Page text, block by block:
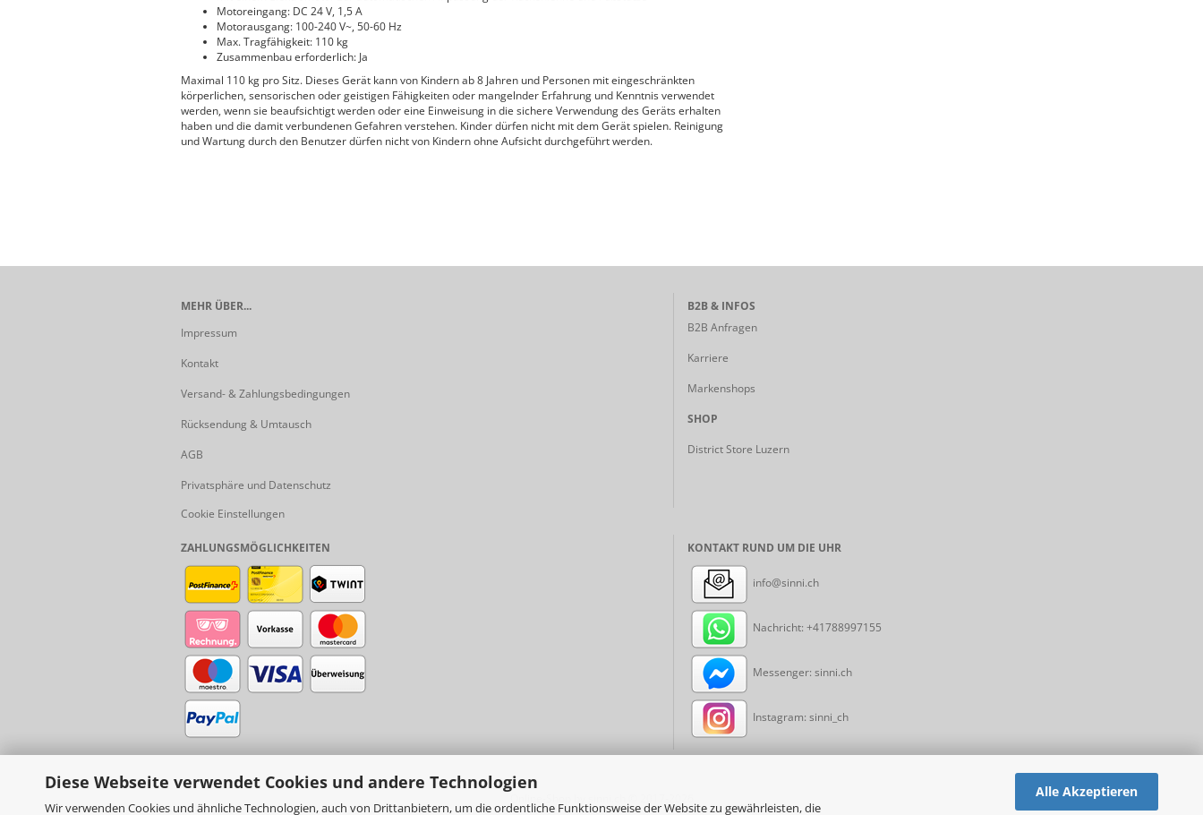
Diese Webseite verwendet Cookies und andere Technologien
Wir verwenden Cookies und ähnliche Technologien, auch von Drittanbietern, um die ordentliche Funktionsweise der Website zu gewährleisten, die
Alle Akzeptieren
Motoreingang: DC 24 V, 1,5 A
Motorausgang: 100-240 V~, 50-60 Hz
Max. Tragfähigkeit: 110 kg
Zusammenbau erforderlich: Ja
Maximal 110 kg pro Sitz. Dieses Gerät kann von Kindern ab 8 Jahren und Personen mit eingeschränkten
körperlichen, sensorischen oder geistigen Fähigkeiten oder mangelnder Erfahrung und Kenntnis verwendet
werden, wenn sie beaufsichtigt werden oder eine Einweisung in die sichere Verwendung des Geräts erhalten
haben und die damit verbundenen Gefahren verstehen. Kinder dürfen nicht mit dem Gerät spielen. Reinigung
und Wartung durch den Benutzer dürfen nicht von Kindern ohne Aufsicht durchgeführt werden.
MEHR ÜBER...
Impressum
Kontakt
Versand- & Zahlungsbedingungen
Rücksendung & Umtausch
AGB
Privatsphäre und Datenschutz
Cookie Einstellungen
B2B & INFOS
B2B Anfragen
Karriere
Markenshops
SHOP
District Store Luzern
ZAHLUNGSMÖGLICHKEITEN KONTAKT RUND UM DIE UHR
info@sinni.ch
Nachricht: +41788997155
Messenger: sinni.ch
Instagram: sinni_ch